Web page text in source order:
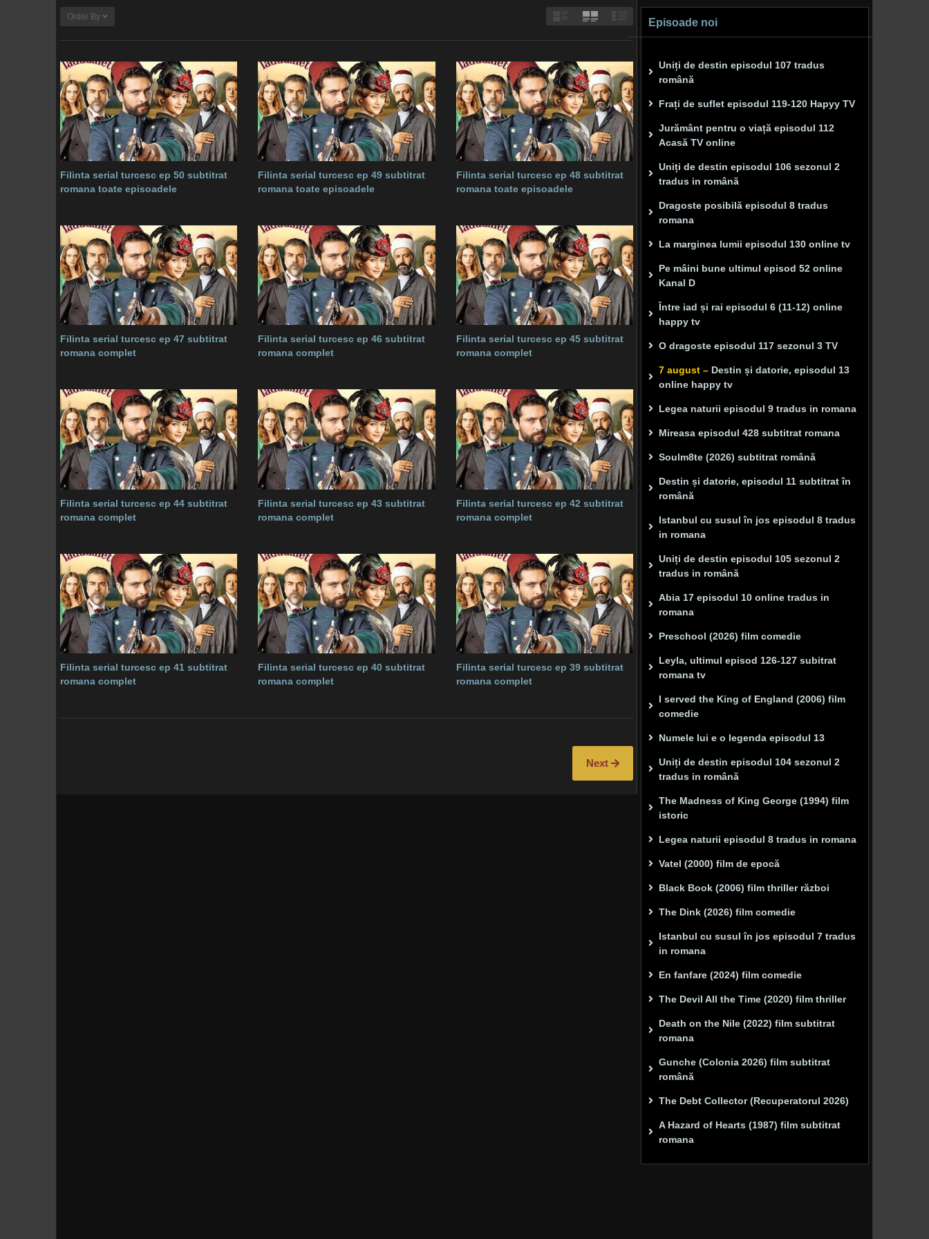
Order By
Filinta serial turcesc ep 50 subtitrat
romana toate episoadele
Filinta serial turcesc ep 49 subtitrat
romana toate episoadele
Filinta serial turcesc ep 48 subtitrat
romana toate episoadele
Filinta serial turcesc ep 47 subtitrat
romana complet
Filinta serial turcesc ep 46 subtitrat
romana complet
Filinta serial turcesc ep 45 subtitrat
romana complet
Filinta serial turcesc ep 44 subtitrat
romana complet
Filinta serial turcesc ep 43 subtitrat
romana complet
Filinta serial turcesc ep 42 subtitrat
romana complet
Filinta serial turcesc ep 41 subtitrat
romana complet
Filinta serial turcesc ep 40 subtitrat
romana complet
Filinta serial turcesc ep 39 subtitrat
romana complet
Next
Episoade noi
Uniți de destin episodul 107 tradus
română
Frați de suflet episodul 119-120 Hapyy TV
Jurământ pentru o viață episodul 112
Acasă TV online
Uniți de destin episodul 106 sezonul 2
tradus in română
Dragoste posibilă episodul 8 tradus
romana
La marginea lumii episodul 130 online tv
Pe mâini bune ultimul episod 52 online
Kanal D
Între iad și rai episodul 6 (11-12) online
happy tv
O dragoste episodul 117 sezonul 3 TV
7 august – Destin și datorie, episodul 13
online happy tv
Legea naturii episodul 9 tradus in romana
Mireasa episodul 428 subtitrat romana
Soulm8te (2026) subtitrat română
Destin și datorie, episodul 11 subtitrat în
română
Istanbul cu susul în jos episodul 8 tradus
in romana
Uniți de destin episodul 105 sezonul 2
tradus in română
Abia 17 episodul 10 online tradus in
romana
Preschool (2026) film comedie
Leyla, ultimul episod 126-127 subitrat
romana tv
I served the King of England (2006) film
comedie
Numele lui e o legenda episodul 13
Uniți de destin episodul 104 sezonul 2
tradus in română
The Madness of King George (1994) film
istoric
Legea naturii episodul 8 tradus in romana
Vatel (2000) film de epocă
Black Book (2006) film thriller război
The Dink (2026) film comedie
Istanbul cu susul în jos episodul 7 tradus
in romana
En fanfare (2024) film comedie
The Devil All the Time (2020) film thriller
Death on the Nile (2022) film subtitrat
romana
Gunche (Colonia 2026) film subtitrat
română
The Debt Collector (Recuperatorul 2026)
A Hazard of Hearts (1987) film subtitrat
romana